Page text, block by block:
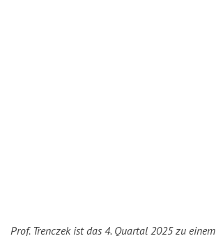
Prof. Trenczek ist das 4. Quartal 2025 zu einem